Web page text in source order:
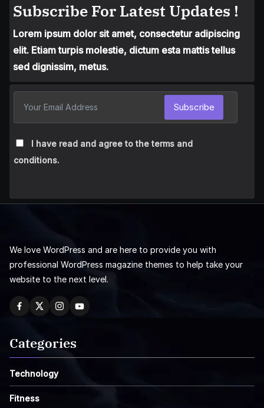
Subscribe For Latest Updates !
Lorem ipsum dolor sit amet, consectetur adipiscing
elit. Etiam turpis molestie, dictum esta mattis tellus
sed dignissim, metus.
I have read and agree to the terms and
conditions.
Subscribe
We love WordPress and are here to provide you with
professional WordPress magazine themes to help take your
website to the next level.
Categories
Technology
Fitness